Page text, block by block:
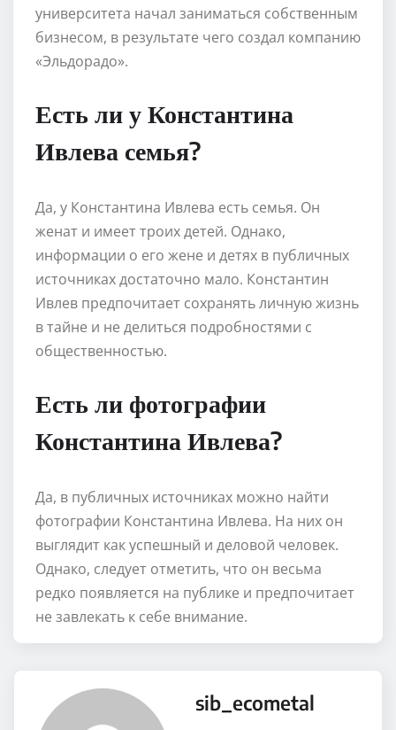
университета начал заниматься собственным
бизнесом, в результате чего создал компанию
«Эльдорадо».
Есть ли у Константина
Ивлева семья?
Да, у Константина Ивлева есть семья. Он
женат и имеет троих детей. Однако,
информации о его жене и детях в публичных
источниках достаточно мало. Константин
Ивлев предпочитает сохранять личную жизнь
в тайне и не делиться подробностями с
общественностью.
Есть ли фотографии
Константина Ивлева?
Да, в публичных источниках можно найти
фотографии Константина Ивлева. На них он
выглядит как успешный и деловой человек.
Однако, следует отметить, что он весьма
редко появляется на публике и предпочитает
не завлекать к себе внимание.
sib_ecometal